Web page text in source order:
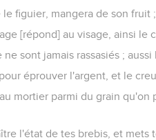
figuier, mangera de son fruit
[répond] au visage, ainsi le
sont jamais rassasiés ;
éprouver l'argent, et le
mortier parmi du grain
l'état de tes brebis, et mets